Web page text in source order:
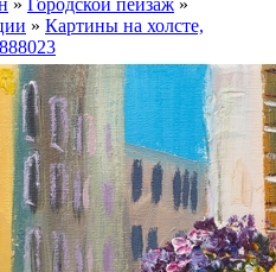
» Городской пейзаж »
» Картины на холсте,